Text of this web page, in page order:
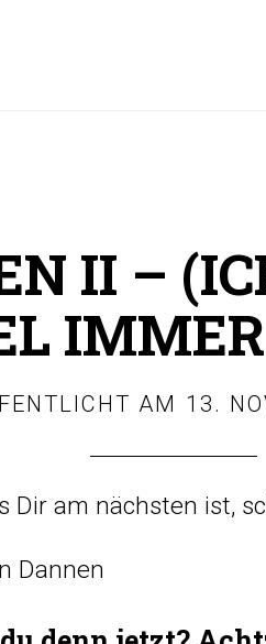
II –
AM 13.
Dir am nächsten ist,
Dannen